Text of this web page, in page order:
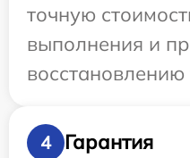
точную
выполнения и
восстановлению
4 Гарантия